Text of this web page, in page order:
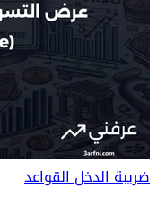
ضريبة الدخلالقواعد